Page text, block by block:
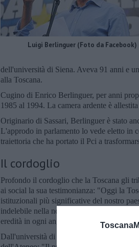
Luigi Berlinguer (Foto da Facebook)
dell'università di Siena. Aveva 91 anni e
alla Toscana.
Cugino di Enrico Berlinguer, per anni
1985 al 1994. La camera ardente è
Originario di Sassari, Berlinguer è stato
L'approdo in parlamento lo vede eletto in
traiettoria che ha portato il Pci a
Il cordoglio
Profondo il cordoglio che la Toscana gli
ai social la sua testimonianza: "Oggi la
istituzionali più significative del nostro
indelebile nella nostra comunità. Domani
eredità in ogni angolo della nostra amata
Dall'università di Siena il rettore